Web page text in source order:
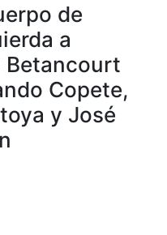
de
a
Betancourt
Copete,
y José